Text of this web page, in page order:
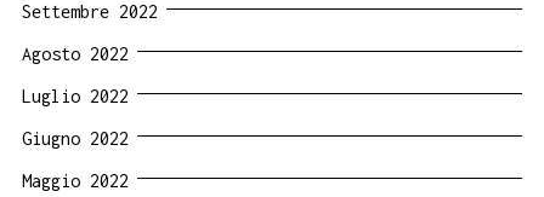
Settembre 2022
Agosto 2022
Luglio 2022
Giugno 2022
Maggio 2022